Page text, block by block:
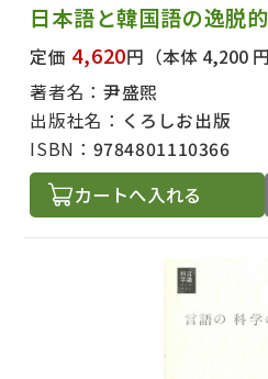
日本語と韓国語の逸脱
定価 4,620円 （本体 4,200 円
著者名： 尹盛煕
出版社名： くろしお出版
ISBN： 9784801110366
カートへ入れる